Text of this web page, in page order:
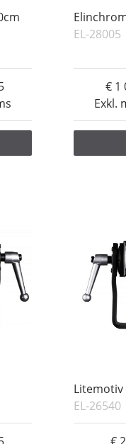
EL-28005
Exkl.
1
EL-26540